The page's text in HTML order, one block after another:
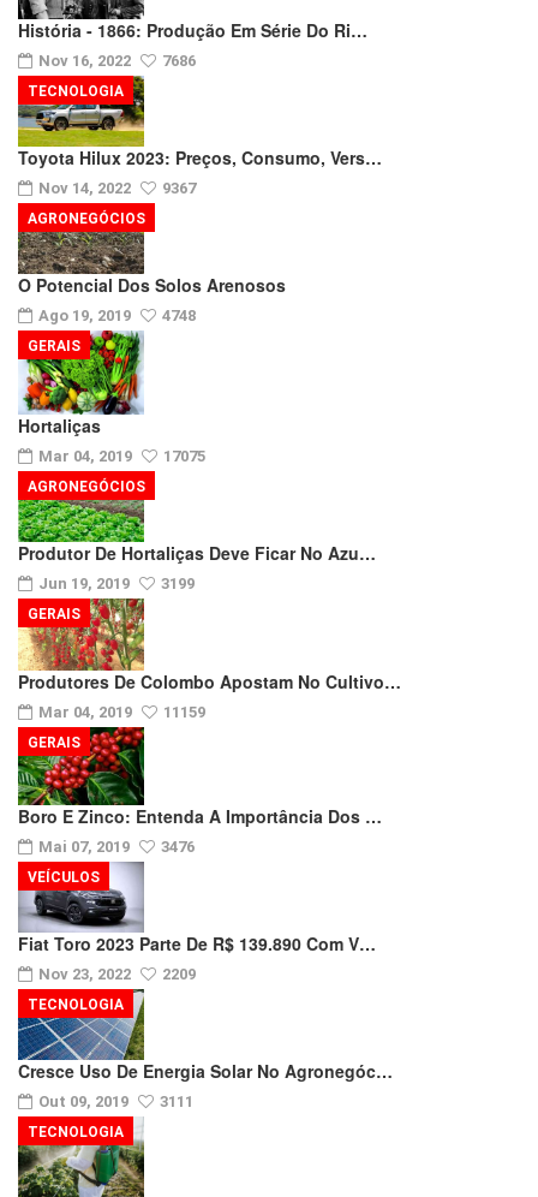
História - 1866: Produção Em Série Do Ri…
Nov 16, 2022 7686
Toyota Hilux 2023: Preços, Consumo, Vers…
Nov 14, 2022 9367
TECNOLOGIA
O Potencial Dos Solos Arenosos
Ago 19, 2019 4748
AGRONEGÓCIOS
Hortaliças
Mar 04, 2019 17075
GERAIS
Produtor De Hortaliças Deve Ficar No Azu…
Jun 19, 2019 3199
AGRONEGÓCIOS
Produtores De Colombo Apostam No Cultivo…
Mar 04, 2019 11159
GERAIS
Boro E Zinco: Entenda A Importância Dos …
Mai 07, 2019 3476
GERAIS
Fiat Toro 2023 Parte De R$ 139.890 Com V…
Nov 23, 2022 2209
VEÍCULOS
Cresce Uso De Energia Solar No Agronegóc…
Out 09, 2019 3111
TECNOLOGIA
TECNOLOGIA